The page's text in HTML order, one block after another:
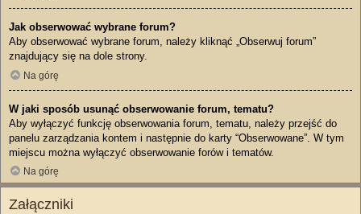
Jak obserwować wybrane forum?
Aby obserwować wybrane forum, należy kliknąć „Obserwuj forum”
znajdujący się na dole strony.
Na górę
W jaki sposób usunąć obserwowanie forum, tematu?
Aby wyłączyć funkcję obserwowania forum, tematu, należy przejść do
panelu zarządzania kontem i następnie do karty “Obserwowane”. W tym
miejscu można wyłączyć obserwowanie forów i tematów.
Na górę
Załączniki